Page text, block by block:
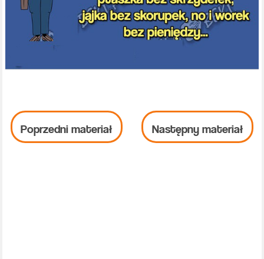
Poprzedni materiał Następny materiał